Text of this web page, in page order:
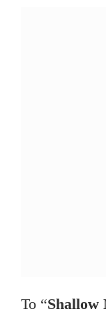
Το “Shallow